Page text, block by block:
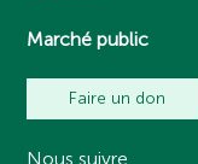
Marché public
Faire un don
Nous suivre